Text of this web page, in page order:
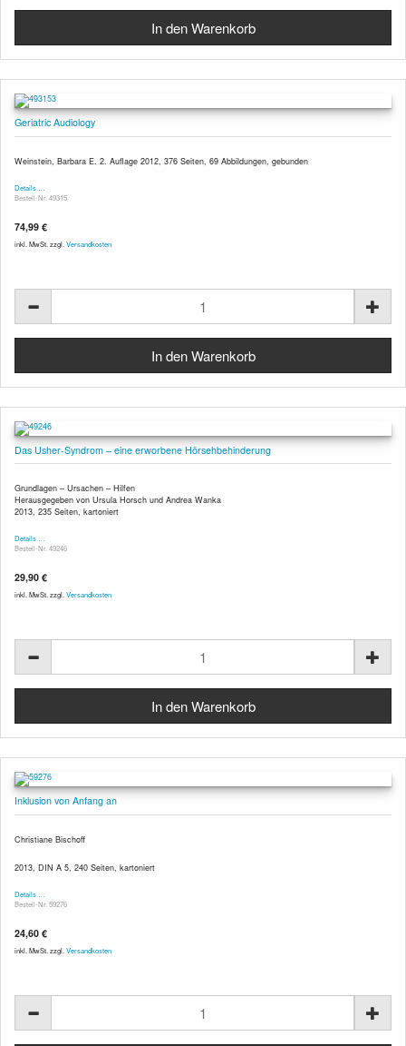
Geriatric Audiology
Weinstein, Barbara E. 2. Auflage 2012, 376 Seiten, 69 Abbildungen, gebunden
Details …
Bestell-Nr. 49315
74,99 €
inkl. MwSt. zzgl. Versandkosten
Das Usher-Syndrom – eine erworbene Hörsehbehinderung
Grundlagen – Ursachen – Hilfen
Herausgegeben von Ursula Horsch und Andrea Wanka
2013, 235 Seiten, kartoniert
Details …
Bestell-Nr. 49246
29,90 €
inkl. MwSt. zzgl. Versandkosten
Inklusion von Anfang an
Christiane Bischoff
2013, DIN A 5, 240 Seiten, kartoniert
Details …
Bestell-Nr. 59276
24,60 €
inkl. MwSt. zzgl. Versandkosten